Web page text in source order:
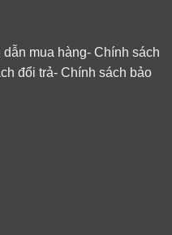
mua hàng- Chính sách
đổi trả- Chính sách bảo